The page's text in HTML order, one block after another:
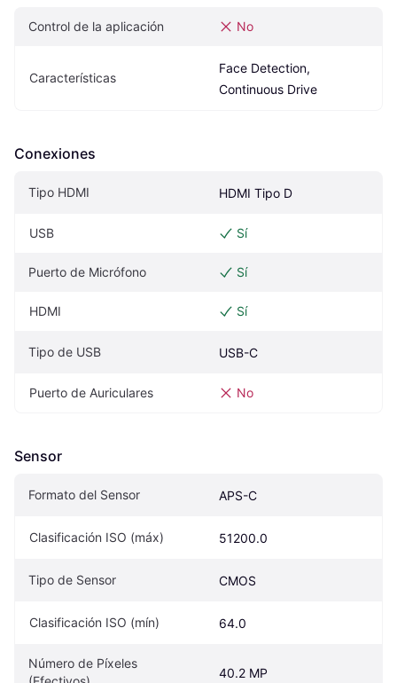
Control de la aplicación No
Características
Face Detection,
Continuous Drive
Conexiones
Tipo HDMI HDMI Tipo D
USB Sí
Puerto de Micrófono Sí
HDMI Sí
Tipo de USB USB-C
Puerto de Auriculares No
Sensor
Formato del Sensor APS-C
Clasificación ISO (máx) 51200.0
Tipo de Sensor CMOS
Clasificación ISO (mín) 64.0
Número de Píxeles
40.2 MP